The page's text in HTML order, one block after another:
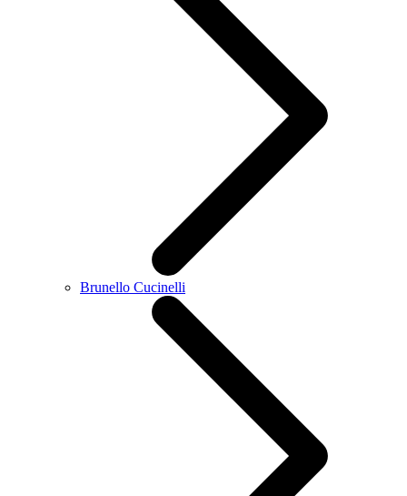
Brunello Cucinelli